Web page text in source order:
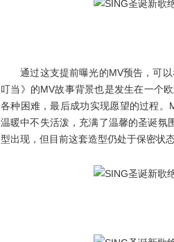
通过这支提前曝光的MV预告，可以
叮当》的MV故事背景也是发生在一个
各种困难，最后成功实现愿望的过程
温暖中不失活泼，充满了温馨的圣诞氛
型出现，但目前这套造型仍处于保密状